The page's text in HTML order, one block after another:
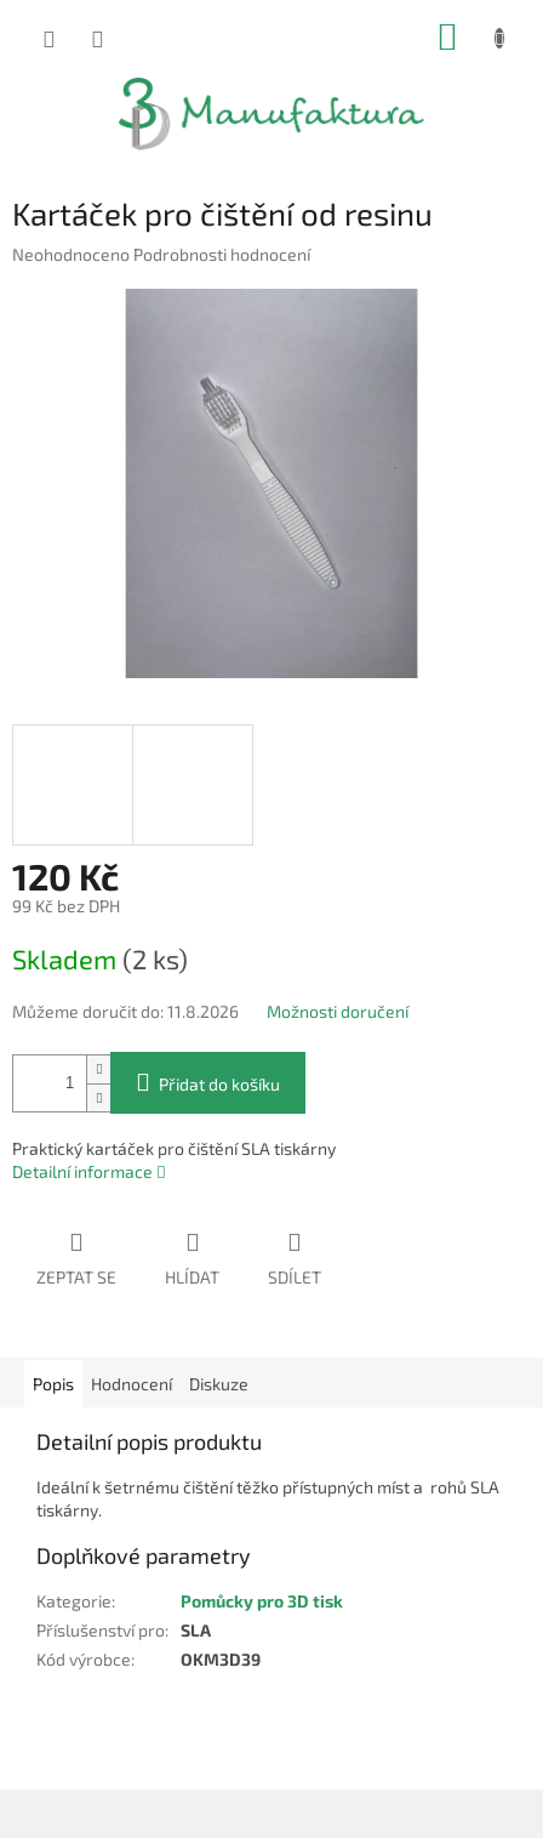
Kartáček pro čištění od resinu
Průměrné
Neohodnoceno Podrobnosti hodnocení
120 Kč
99 Kč bez DPH
cena:
Skladem (2 ks)
Můžeme doručit do:11.8.2026 Možnosti doručení
Přidat do košíku
Praktický kartáček pro čištění SLA tiskárny
Detailní informace
ZEPTAT SE HLÍDAT SDÍLET
Popis Hodnocení Diskuze
Detailní popis produktu
Ideální k šetrnému čištění těžko přístupných míst a rohů SLA
tiskárny.
Doplňkové parametry
Kategorie:
Pomůcky pro 3D tisk
Příslušenství pro: SLA
Kód výrobce: OKM3D39